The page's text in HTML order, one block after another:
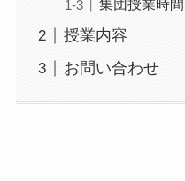
集団授業時間
授業内容
お問い合わせ